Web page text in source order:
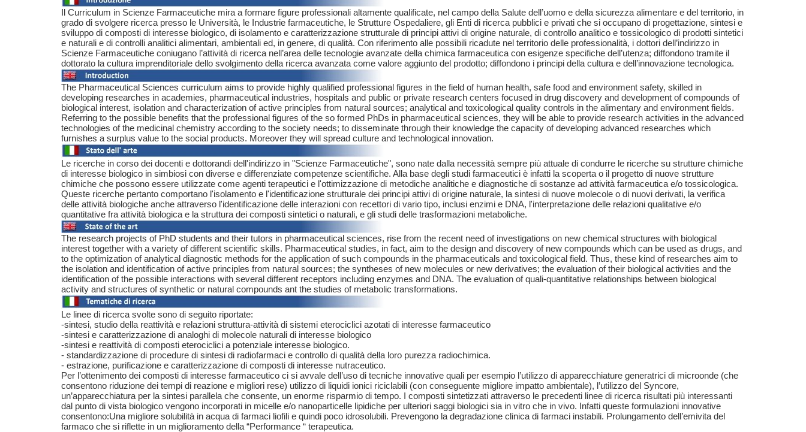
Il Curriculum in Scienze Farmaceutiche mira a formare figure professionali altamente qualificate, nel campo della Salute dell’uomo e della sicurezza alimentare e del territorio, in
grado di svolgere ricerca presso le Università, le Industrie farmaceutiche, le Strutture Ospedaliere, gli Enti di ricerca pubblici e privati che si occupano di progettazione, sintesi e
sviluppo di composti di interesse biologico, di isolamento e caratterizzazione strutturale di principi attivi di origine naturale, di controllo analitico e tossicologico di prodotti sintetici
e naturali e di controlli analitici alimentari, ambientali ed, in genere, di qualità. Con riferimento alle possibili ricadute nel territorio delle professionalità, i dottori dell’indirizzo in
Scienze Farmaceutiche coniugano l’attività di ricerca nell’area delle tecnologie avanzate della chimica farmaceutica con esigenze specifiche dell’utenza; diffondono tramite il
dottorato la cultura imprenditoriale dello svolgimento della ricerca avanzata come valore aggiunto del prodotto; diffondono i principi della cultura e dell’innovazione tecnologica.
The Pharmaceutical Sciences curriculum aims to provide highly qualified professional figures in the field of human health, safe food and environment safety, skilled in
developing researches in academies, pharmaceutical industries, hospitals and public or private research centers focused in drug discovery and development of compounds of
biological interest, isolation and characterization of active principles from natural sources; analytical and toxicological quality controls in the alimentary and environment fields.
Referring to the possible benefits that the professional figures of the so formed PhDs in pharmaceutical sciences, they will be able to provide research activities in the advanced
technologies of the medicinal chemistry according to the society needs; to disseminate through their knowledge the capacity of developing advanced researches which
furnishes a surplus value to the social products. Moreover they will spread culture and technological innovation.
Le ricerche in corso dei docenti e dottorandi dell'indirizzo in "Scienze Farmaceutiche", sono nate dalla necessità sempre più attuale di condurre le ricerche su strutture chimiche
di interesse biologico in simbiosi con diverse e differenziate competenze scientifiche. Alla base degli studi farmaceutici è infatti la scoperta o il progetto di nuove strutture
chimiche che possono essere utilizzate come agenti terapeutici e l'ottimizzazione di metodiche analitiche e diagnostiche di sostanze ad attività farmaceutica e/o tossicologica.
Queste ricerche pertanto comportano l'isolamento e l'identificazione strutturale dei principi attivi di origine naturale, la sintesi di nuove molecole o di nuovi derivati, la verifica
delle attività biologiche anche attraverso l'identificazione delle interazioni con recettori di vario tipo, inclusi enzimi e DNA, l'interpretazione delle relazioni qualitative e/o
quantitative fra attività biologica e la struttura dei composti sintetici o naturali, e gli studi delle trasformazioni metaboliche.
The research projects of PhD students and their tutors in pharmaceutical sciences, rise from the recent need of investigations on new chemical structures with biological
interest together with a variety of different scientific skills. Pharmaceutical studies, in fact, aim to the design and discovery of new compounds which can be used as drugs, and
to the optimization of analytical diagnostic methods for the application of such compounds in the pharmaceuticals and toxicological field. Thus, these kind of researches aim to
the isolation and identification of active principles from natural sources; the syntheses of new molecules or new derivatives; the evaluation of their biological activities and the
identification of the possible interactions with several different receptors including enzymes and DNA. The evaluation of quali-quantitative relationships between biological
activity and structures of synthetic or natural compounds ant the studies of metabolic transformations.
Le linee di ricerca svolte sono di seguito riportate:
-sintesi, studio della reattività e relazioni struttura-attività di sistemi eterociclici azotati di interesse farmaceutico
-sintesi e caratterizzazione di analoghi di molecole naturali di interesse biologico
-sintesi e reattività di composti eterociclici a potenziale interesse biologico.
- standardizzazione di procedure di sintesi di radiofarmaci e controllo di qualità della loro purezza radiochimica.
- estrazione, purificazione e caratterizzazione di composti di interesse nutraceutico.
Per l’ottenimento dei composti di interesse farmaceutico ci si avvale dell’uso di tecniche innovative quali per esempio l’utilizzo di apparecchiature generatrici di microonde (che
consentono riduzione dei tempi di reazione e migliori rese) utilizzo di liquidi ionici riciclabili (con conseguente migliore impatto ambientale), l’utilizzo del Syncore,
un’apparecchiatura per la sintesi parallela che consente, un enorme risparmio di tempo. I composti sintetizzati attraverso le precedenti linee di ricerca risultati più interessanti
dal punto di vista biologico vengono incorporati in micelle e/o nanoparticelle lipidiche per ulteriori saggi biologici sia in vitro che in vivo. Infatti queste formulazioni innovative
consentono:Una migliore solubilità in acqua di farmaci liofili e quindi poco idrosolubili. Prevengono la degradazione clinica di farmaci instabili. Prolungamento dell’emivita del
farmaco che si riflette in un miglioramento della “Performance “ terapeutica.